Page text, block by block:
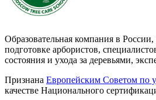
Образовательная компания в
подготовке арбористов,
состояния и ухода за деревьями,
Признана Европейским Советом по
качестве Национального